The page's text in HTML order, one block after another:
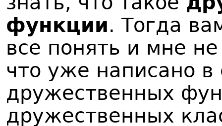
функции. Тогда
все понять и мне
что уже написано в
дружественных
дружественных